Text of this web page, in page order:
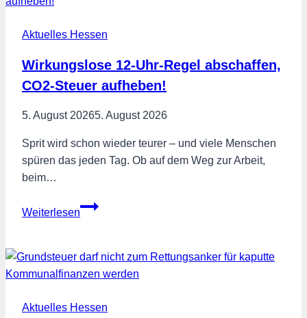
für
Teilhabe,
Selbstbestimmung
Sichtbarkeit
Aktuelles Hessen
Wirkungslose 12-Uhr-Regel abschaffen,
CO2-Steuer aufheben!
5. August 20265. August 2026
Sprit wird schon wieder teurer – und viele Menschen
spüren das jeden Tag. Ob auf dem Weg zur Arbeit,
beim…
Weiterlesen
Wirkungslose
Regel
abschaffen,
Steuer
Aktuelles Hessen